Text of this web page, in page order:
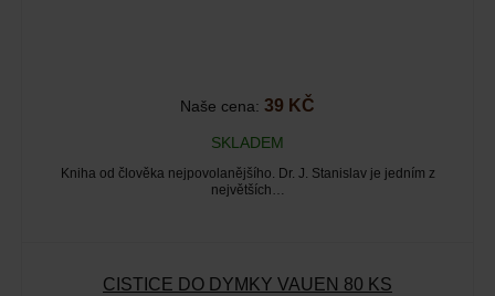
Naše cena: 39 KČ
SKLADEM
Kniha od člověka nejpovolanějšího. Dr. J. Stanislav je jedním z
největších…
ČISTIČE DO DÝMKY VAUEN 80 KS